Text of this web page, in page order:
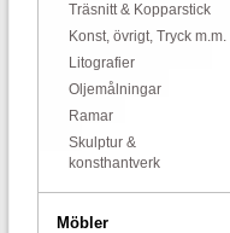
Träsnitt & Kopparstick
Konst, övrigt, Tryck m.m.
Litografier
Oljemålningar
Ramar
Skulptur &
konsthantverk
Möbler